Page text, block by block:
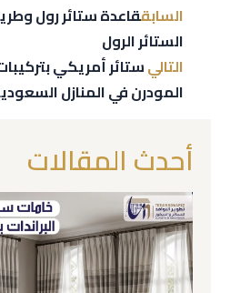
السابققاعدة ستائر رول
الستائر الرول
التاليستائر أمريكي
المودرن في المنازل
أحدث المقالات